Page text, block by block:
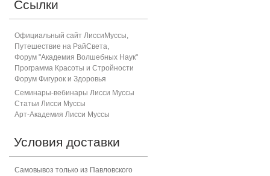
Ссылки
Официальный сайт ЛиссиМуссы,
Путешествие на РайСвета,
Форум "Академия Волшебных Наук"
Программа Красоты и Стройности
Форум Фигурок и Здоровья
Семинары-вебинары Лисси Муссы
Статьи Лисси Муссы
Арт-Академия Лисси Муссы
Условия доставки
Самовывоз только из Павловского